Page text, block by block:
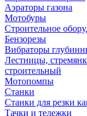
Аэраторы газона
Мотобуры
Строительное
Бензорезы
Вибраторы
Лестницы,
строительный
Мотопомпы
Станки
Станки для резки
Тачки и тележки